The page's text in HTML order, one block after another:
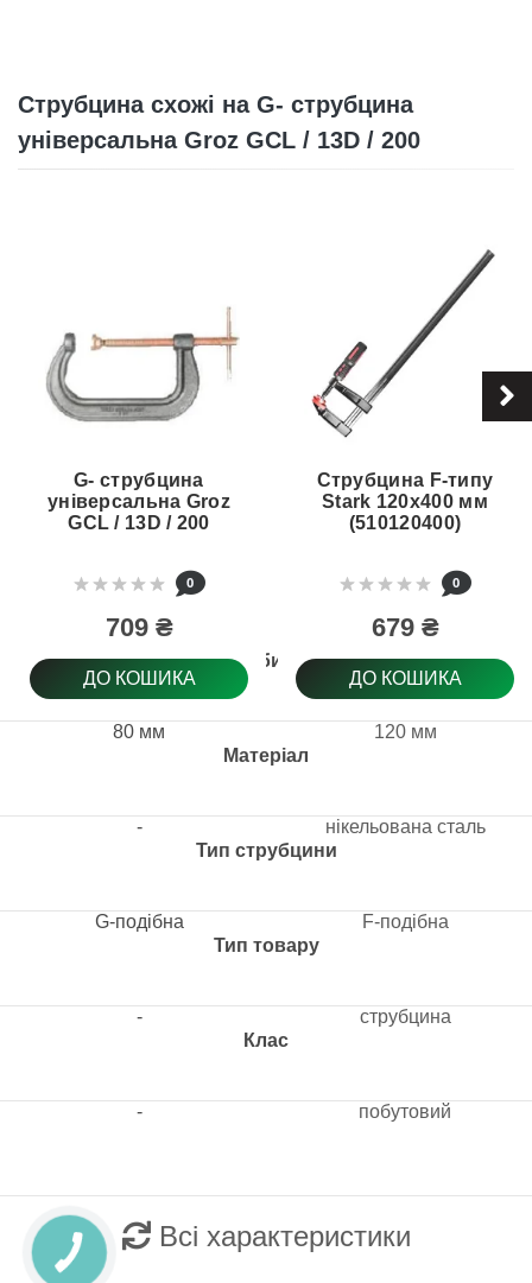
Струбцина схожі на G- струбцина
універсальна Groz GCL / 13D / 200
Глубина
Матеріал
Тип струбцини
Тип товару
Клас
G- струбцина
універсальна Groz
GCL / 13D / 200
0
709 ₴
ДО КОШИКА
80 мм
-
G-подібна
-
-
Струбцина F-типу
Stark 120х400 мм
(510120400)
0
679 ₴
ДО КОШИКА
120 мм
нікельована сталь
F-подібна
струбцина
побутовий
Всі характеристики